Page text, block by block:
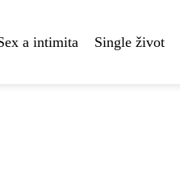
a intimita Single život